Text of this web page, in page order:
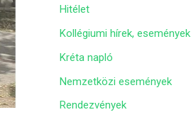
Hitélet
Kollégiumi hírek, események
Kréta napló
Nemzetközi események
Rendezvények